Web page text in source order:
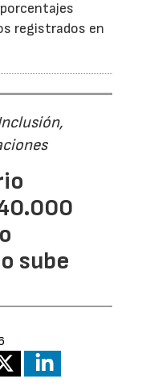
registrados en
sube